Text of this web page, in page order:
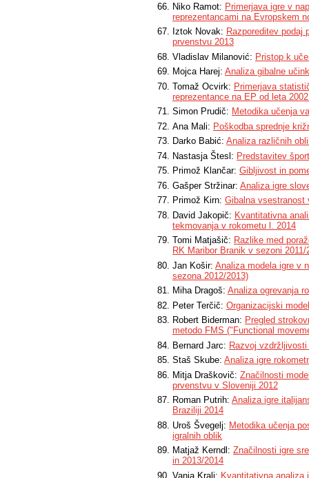
Niko Ramot: Primerjava igre v
reprezentancami na Evropskem
Iztok Novak: Razporeditev podaj
prvenstvu 2013
Vladislav Milanović: Pristop k
Mojca Harej: Analiza gibalne
Tomaž Ocvirk: Primerjava
reprezentance na EP od leta
Simon Prudič: Metodika učenja
Ana Mali: Poškodba sprednje
Darko Babić: Analiza različnih
Nastasja Štesl: Predstavitev
Primož Klančar: Gibljivost in
Gašper Stržinar: Analiza igre
Primož Kirn: Gibalna vsestranost
David Jakopič: Kvantitativna
tekmovanja v rokometu l. 2014
Tomi Matjašič: Razlike med
RK Maribor Branik v sezoni 2011/
Jan Košir: Analiza modela igre v
sezona 2012/2013)
Miha Dragoš: Analiza ogrevanja
Peter Terčič: Organizacijski
Robert Biderman: Pregled
metodo FMS ("Functional
Bernard Jarc: Razvoj
Staš Skube: Analiza igre
Mitja Draškovič: Značilnosti
prvenstvu v Sloveniji 2012
Roman Putrih: Analiza igre
Braziliji 2014
Uroš Švegelj: Metodika učenja
igralnih oblik
Matjaž Kerndl: Značilnosti igre
in 2013/2014
Vanja Kralj: Kvantitativna analiza